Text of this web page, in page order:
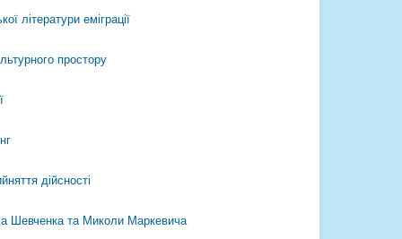
літератури еміграції
простору
дійсності
Шевченка та Миколи Маркевича